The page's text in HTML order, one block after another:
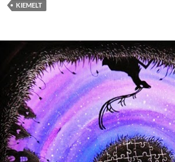
KIEMELT